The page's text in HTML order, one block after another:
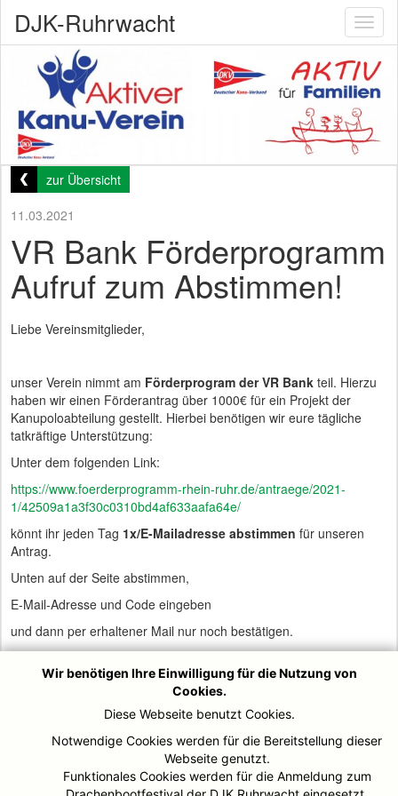
DJK-Ruhrwacht
zur Übersicht
11.03.2021
VR Bank Förderprogramm
Aufruf zum Abstimmen!
Liebe Vereinsmitglieder,
unser Verein nimmt am Förderprogram der VR Bank teil. Hierzu
haben wir einen Förderantrag über 1000€ für ein Projekt der
Kanupoloabteilung gestellt. Hierbei benötigen wir eure tägliche
tatkräftige Unterstützung:
Unter dem folgenden Link:
https://www.foerderprogramm-rhein-ruhr.de/antraege/2021-
1/42509a1a3f30c0310bd4af633aafa64e/
könnt ihr jeden Tag 1x/E-Mailadresse abstimmen für unseren
Antrag.
Unten auf der Seite abstimmen,
E-Mail-Adresse und Code eingeben
und dann per erhaltener Mail nur noch bestätigen.
Das heißt WIR haben es in der Hand.
Das ganze Verfahren läuftbis zum 30.09.2021, ihr könnt jeden
3 Erstplatzierten erhalten dann 500€ sicher, über eine
weitergehende Förderung berät dann ein Rat der VR-Bank.
Über eure tatkräftige ausdauernde Unterstützung wären wir sehr
Wir benötigen Ihre Einwilligung für die Nutzung von
Cookies.
Diese Webseite benutzt Cookies.
Notwendige Cookies werden für die Bereitstellung dieser
Webseite genutzt.
Funktionales Cookies werden für die Anmeldung zum